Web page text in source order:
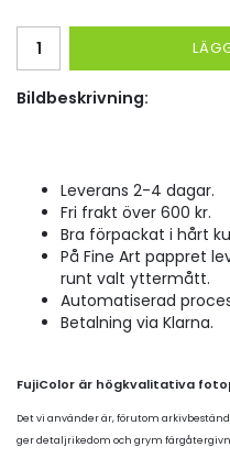
Bildbeskrivning:
Leverans 2-4 dagar.
Fri frakt över 600 kr.
Bra förpackat i hårt
På Fine Art pappret
runt valt yttermått.
Automatiserad
Betalning via Klarna.
FujiColor är högkvalitativa
Det vi använder är, förutom
ger detaljrikedom och grym